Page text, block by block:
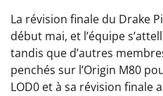
La révision finale du Drake
début mai, et l’équipe
tandis que d’autres
penchés sur l’Origin M80
LOD0 et à sa révision finale